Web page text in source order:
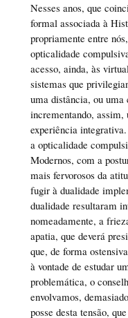
Nesses anos, que
formal associada à
propriamente entre
opticalidade
acesso, ainda, às
sistemas que
uma distância, ou
incrementando,
experiência
a opticalidade
Modernos, com a
mais fervorosos da
fugir à dualidade
dualidade resultaram
nomeadamente, a
apatia, que deverá
que, de forma
à vontade de estudar
problemática, o
envolvamos,
posse desta tensão,